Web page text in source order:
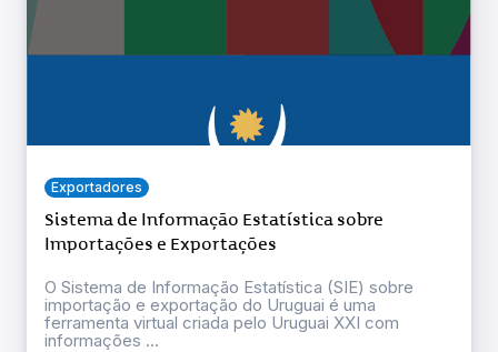
Exportadores
Sistema de Informação Estatística sobre
Importações e Exportações
O Sistema de Informação Estatística (SIE) sobre
importação e exportação do Uruguai é uma
ferramenta virtual criada pelo Uruguai XXI com
informações ...